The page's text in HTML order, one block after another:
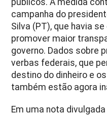
campanha do
Silva (PT), que havia
promover maior
governo. Dados sobre
verbas federais, que
destino do dinheiro e
também estão agora
Em uma nota